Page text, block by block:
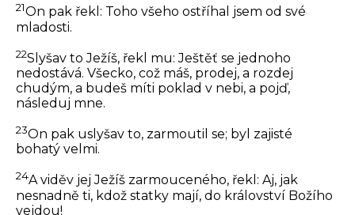
21On pak řekl: Toho všeho ostříhal jsem od své
mladosti.
22Slyšav to Ježíš, řekl mu:Ještěť se jednoho
nedostává. Všecko, což máš, prodej, a rozdej
chudým, a budeš míti poklad v nebi, a pojď,
následuj mne.
23On pak uslyšav to, zarmoutil se; byl zajisté
bohatý velmi.
24A viděv jej Ježíš zarmouceného, řekl: Aj, jak
nesnadně ti, kdož statky mají, do království Božího
vejdou!